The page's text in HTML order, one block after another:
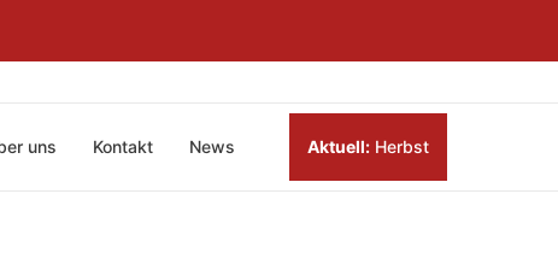
uns Kontakt News Aktuell: Herbst